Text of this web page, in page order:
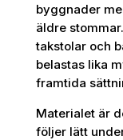
byggnader
äldre
takstolar och
belastas lika
framtida
Materialet är
följer lätt